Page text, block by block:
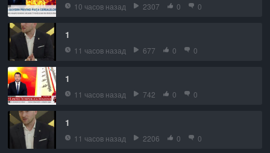
10 часов назад 2307 0 0
1
11 часов назад 677 0 0
1
11 часов назад 742 0 0
1
11 часов назад 2206 0 0